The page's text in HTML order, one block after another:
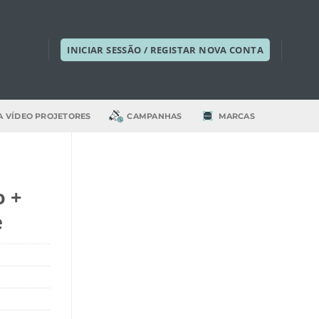
INICIAR SESSÃO / REGISTAR NOVA CONTA
VÍDEO PROJETORES CAMPANHAS MARCAS
+